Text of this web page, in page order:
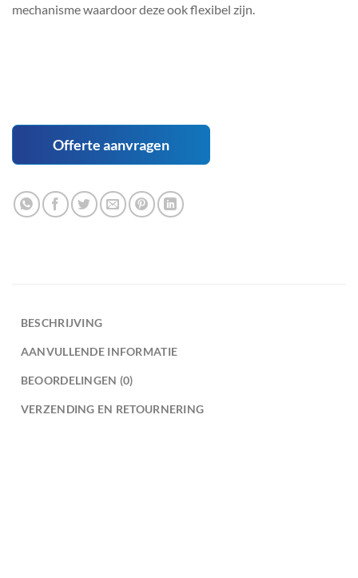
mechanisme waardoor deze ook flexibel zijn.
Offerte aanvragen
BESCHRIJVING
AANVULLENDE INFORMATIE
BEOORDELINGEN (0)
VERZENDING EN RETOURNERING